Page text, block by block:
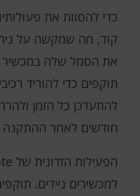
כדי להסוות את
קוד, מה שמקשה על
את הסמל שלה במכשיר
תוקפים כדי להוריד
להתעדכן כל הזמן
חודשים לאחר ההתקנה
למכשירים ניידים.